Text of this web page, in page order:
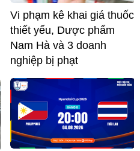
Vi phạm kê khai giá thuốc
thiết yếu, Dược phẩm
Nam Hà và 3 doanh
nghiệp bị phạt